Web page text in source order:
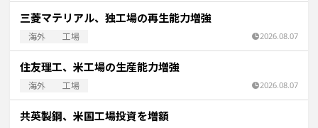
三菱マテリアル、独工場の再生能力増強
海外 工場 2026.08.07
住友理工、米工場の生産能力増強
海外 工場 2026.08.07
共英製鋼、米国工場投資を増額